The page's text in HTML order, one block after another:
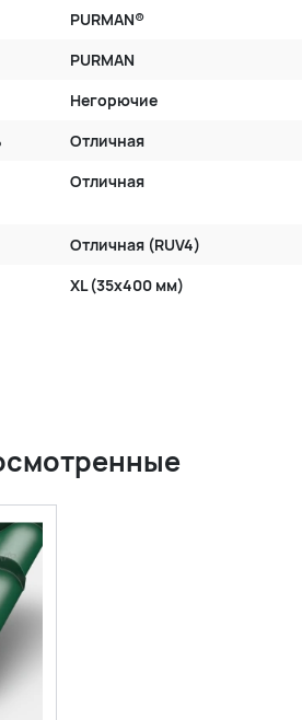
PURMAN®
PURMAN
Негорючие
Отличная
Отличная
Отличная (RUV4)
XL (35x400 мм)